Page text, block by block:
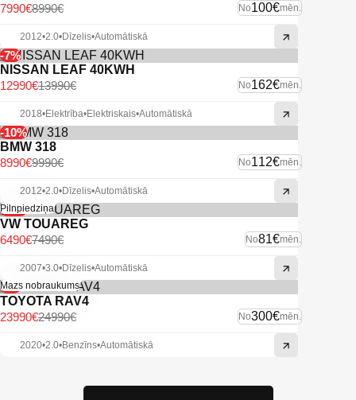
No100€mēn.
8990€
7990€
2012•2.0•Dīzelis•Automātiskā
-7%
NISSAN LEAF 40KWH
No162€mēn.
13990€
12990€
2018•Elektrība•Elektriskais•Automātiskā
-10%
BMW 318
No112€mēn.
9990€
8990€
2012•2.0•Dīzelis•Automātiskā
-13%
Pilnpiedziņa
VW TOUAREG
No81€mēn.
7490€
6490€
2007•3.0•Dīzelis•Automātiskā
-4%
Mazs nobraukums
TOYOTA RAV4
No300€mēn.
24990€
23990€
2020•2.0•Benzīns•Automātiskā